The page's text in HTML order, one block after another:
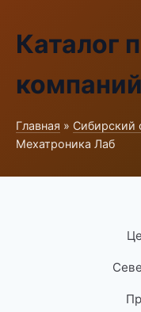
Каталог
компаний
Главная » Сибирский
Мехатроника Лаб